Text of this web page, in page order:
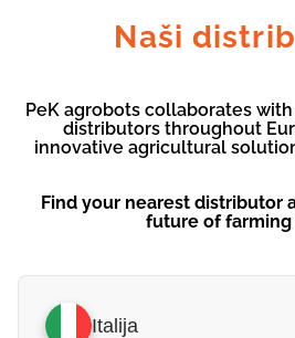
Naši
PeK agrobots collaborates
distributors throughout
innovative agricultural
Find your nearest distributor
future of farming
Italija